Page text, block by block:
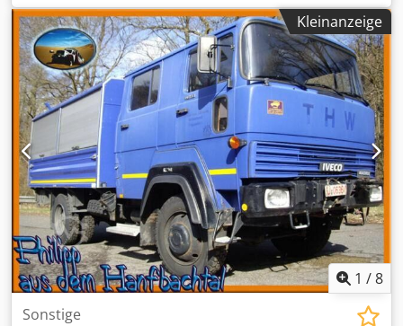
Fahrzeugnr.: FG50320 Ab sofort zur Verfügung auf
unserem Hof in Kaufungen Mehr INFO unter: * Golec
Nutzfahrzeuge GmbH (Deutsch, English, Bulgarisch,
Russisch) * Viktoria Sologubova (Polnisch, Russisch,
Ukrainisch, English) Noch nie zugelassen worden
Finanzierungsbeispiel: * Interne Nummer: Traktor *
Kaufpreis: 72.000,00 ¤ * Anzahlung: 10%
* Laufzeit: 60 * Monatliche Rate: 1.100,02 ¤
Restwert: 14.380,00 ¤ Wenn das Angebot Ihnen zusagt
oder dieses nach Ihren Bedürfnissen anpassen wollen,
kontaktieren Sie uns unter Hr. Enchev). Wir freuen uns auf
Ihren Anruf Irrtümer vorbehalten Gerne nehmen wir
Ihr gebrauchtes Fahrzeug in Zahlung. Finanzierung direkt
bei uns im Hause möglich. GOLEC NUTZFAHRZEUGE GMBH
Wir sprechen: Deutsch, English, Spanish, Polnisch,
Ukrainisch, Russisch, Bulgarisch. Crsdsytlldjpfx Aivjf ----.
Kleinanzeige
1 /8
Sonstige